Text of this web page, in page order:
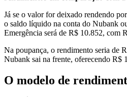
Já se o valor for deixado rendendo
o saldo líquido na conta do Nubank
Emergência será de R$ 10.852, com
Na poupança, o rendimento seria de
Nubank sai na frente, oferecendo R$
O modelo de